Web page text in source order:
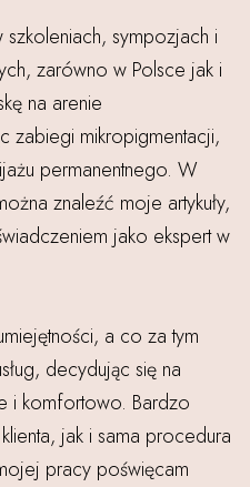
sympozjach i
zarówno w Polsce jak i
na arenie
zabiegi mikropigmentacji,
permanentnego. W
znaleźć moje artykuły,
jako ekspert w
a co za tym
decydując się na
i komfortowo. Bardzo
jak i sama procedura
pracy poświęcam